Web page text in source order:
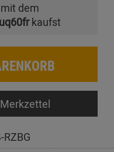
dem
kaufst